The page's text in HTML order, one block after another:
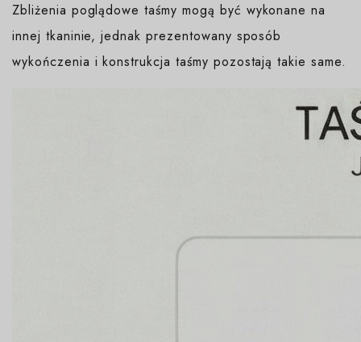
Zbliżenia poglądowe taśmy mogą być wykonane na
innej tkaninie, jednak prezentowany sposób
wykończenia i konstrukcja taśmy pozostają takie same.